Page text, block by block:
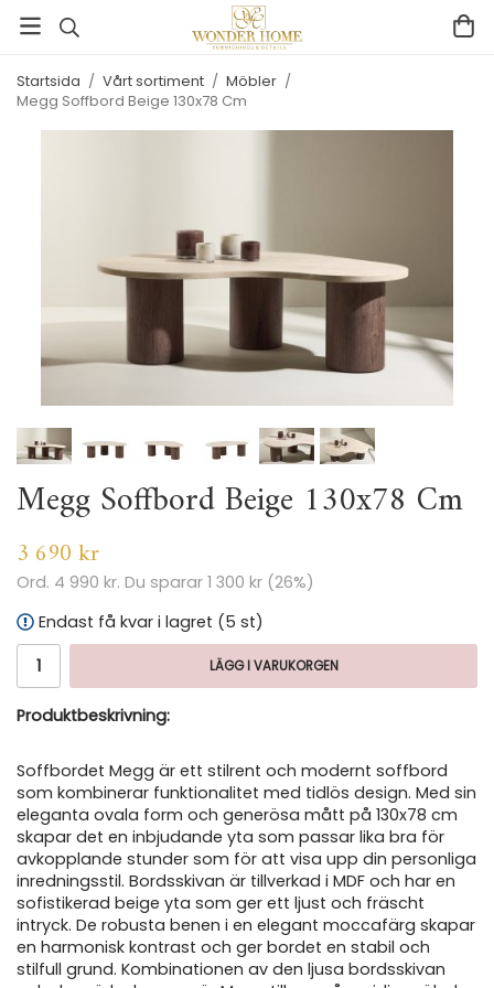
Startsida / Vårt sortiment / Möbler /
Megg Soffbord Beige 130x78 Cm
Megg Soffbord Beige 130x78 Cm
3 690 kr
Ord. 4 990 kr. Du sparar 1 300 kr (26%)
Endast få kvar i lagret (5 st)
LÄGG I VARUKORGEN
Produktbeskrivning:
Soffbordet Megg är ett stilrent och modernt soffbord
som kombinerar funktionalitet med tidlös design. Med sin
eleganta ovala form och generösa mått på 130x78 cm
skapar det en inbjudande yta som passar lika bra för
avkopplande stunder som för att visa upp din personliga
inredningsstil. Bordsskivan är tillverkad i MDF och har en
sofistikerad beige yta som ger ett ljust och fräscht
intryck. De robusta benen i en elegant moccafärg skapar
en harmonisk kontrast och ger bordet en stabil och
stilfull grund. Kombinationen av den ljusa bordsskivan